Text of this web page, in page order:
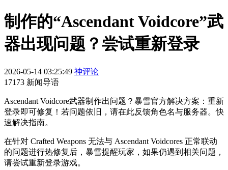
制作的“Ascendant Voidcore”武
器出现问题？尝试重新登录
2026-05-14 03:25:49 神评论
17173 新闻导语
Ascendant Voidcore武器制作出问题？暴雪官方解决方案：重新
登录即可修复！若问题依旧，请在此反馈角色名与服务器。快
速解决指南。
在针对 Crafted Weapons 无法与 Ascendant Voidcores 正常联动
的问题进行热修复后，暴雪提醒玩家，如果仍遇到相关问题，
请尝试重新登录游戏。